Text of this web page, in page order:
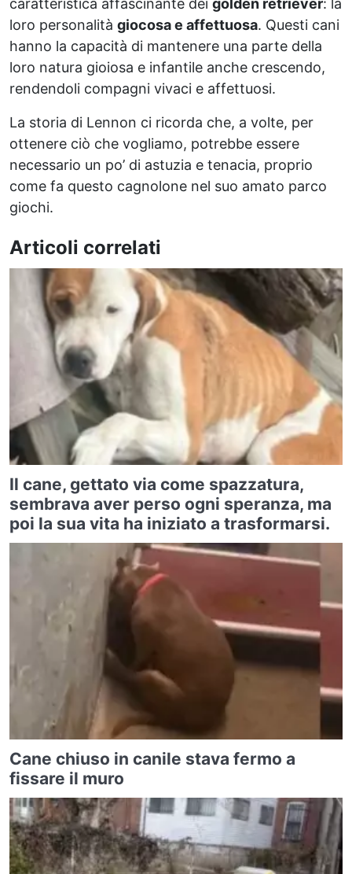
caratteristica affascinante dei golden retriever: la
loro personalità giocosa e affettuosa. Questi cani
hanno la capacità di mantenere una parte della
loro natura gioiosa e infantile anche crescendo,
rendendoli compagni vivaci e affettuosi.
La storia di Lennon ci ricorda che, a volte, per
ottenere ciò che vogliamo, potrebbe essere
necessario un po’ di astuzia e tenacia, proprio
come fa questo cagnolone nel suo amato parco
giochi.
Articoli correlati
Il cane, gettato via come spazzatura,
sembrava aver perso ogni speranza, ma
poi la sua vita ha iniziato a trasformarsi.
Cane chiuso in canile stava fermo a
fissare il muro